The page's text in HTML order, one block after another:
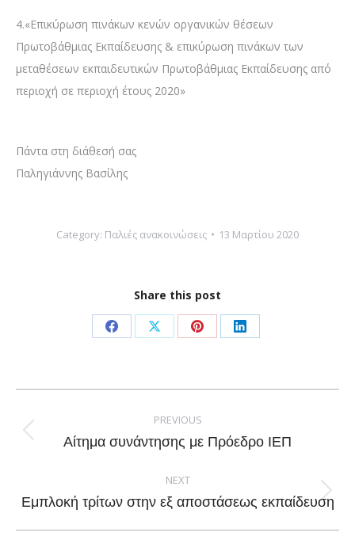
4.«Επικύρωση πινάκων κενών οργανικών θέσεων
Πρωτοβάθμιας Εκπαίδευσης & επικύρωση πινάκων των
μεταθέσεων εκπαιδευτικών Πρωτοβάθμιας Εκπαίδευσης από
περιοχή σε περιοχή έτους 2020»
Πάντα στη διάθεσή σας
Παληγιάννης Βασίλης
Category: Παλιές ανακοινώσεις 13 Μαρτίου 2020
Share this post
Share
Facebook
Share
X
Share
Pinterest
Share
LinkedIn
navigation
PREVIOUS
Previous
Αίτημα συνάντησης με Πρόεδρο ΙΕΠ
NEXT
Next
Εμπλοκή τρίτων στην εξ αποστάσεως εκπαίδευση